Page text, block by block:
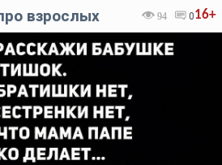
16+
94 0
взрослых